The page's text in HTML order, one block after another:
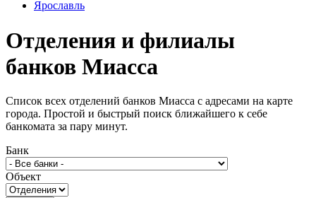
Ярославль
Отделения и филиалы
банков Миасса
Список всех отделений банков Миасса с адресами на карте
города. Простой и быстрый поиск ближайшего к себе
банкомата за пару минут.
Банк
Объект